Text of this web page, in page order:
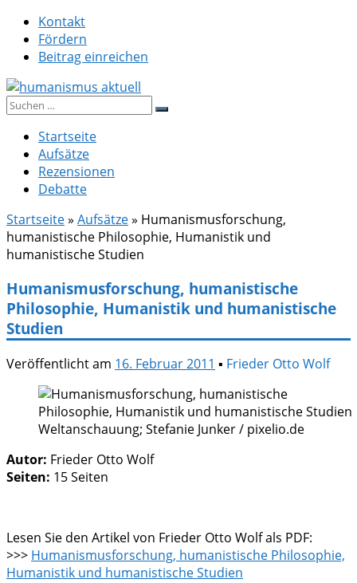
Zum
Inhalt
springen
Kontakt
Fördern
Beitrag einreichen
humanismus aktuell
Suche
Startseite
Aufsätze
Rezensionen
Debatte
Startseite» Aufsätze» Humanismusforschung,
humanistische Philosophie, Humanistik und
humanistische Studien
Humanismusforschung, humanistische
Philosophie, Humanistik und humanistische
Studien
Veröffentlicht am 16. Februar 2011 ▪ Frieder Otto Wolf
Weltanschauung; Stefanie Junker / pixelio.de
Autor: Frieder Otto Wolf
Seiten: 15 Seiten
Lesen Sie den Artikel von Frieder Otto Wolf als PDF:
>>> Humanismusforschung, humanistische Philosophie,
Humanistik und humanistische Studien